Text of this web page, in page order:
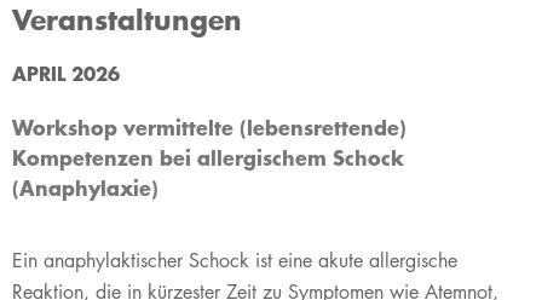
Veranstaltungen
​APRIL 2026
Workshop vermittelte (lebensrettende)
Kompetenzen bei allergischem Schock
(Anaphylaxie)
Ein anaphylaktischer Schock ist eine akute allergische
Reaktion, die in kürzester Zeit zu Symptomen wie Atemnot,